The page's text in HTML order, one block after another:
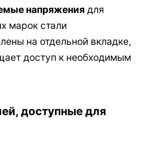
напряжения для
марок стали
на отдельной вкладке,
доступ к необходимым
доступные для